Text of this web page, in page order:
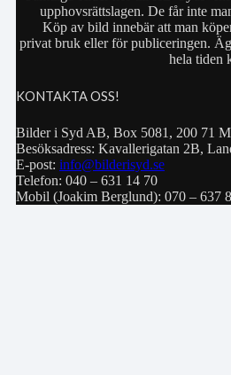
upphovsrättslagen. De får inte
Köp av bild innebär att man
privat bruk eller för publiceringen.
hela tiden
KONTAKTA OSS!
Bilder i Syd AB, Box 5081, 200 71
Besöksadress: Kavallerigatan 2B,
E-post: info@bilderisyd.se
Telefon: 040 – 631 14 70
Mobil (Joakim Berglund): 070 – 637